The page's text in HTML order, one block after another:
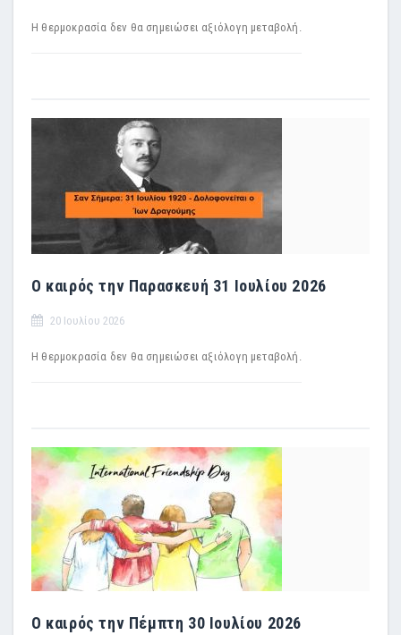
Η θερμοκρασία δεν θα σημειώσει αξιόλογη μεταβολή.
Ο καιρός την Παρασκευή 31 Ιουλίου 2026
20 Ιουλίου 2026
Η θερμοκρασία δεν θα σημειώσει αξιόλογη μεταβολή.
Ο καιρός την Πέμπτη 30 Ιουλίου 2026